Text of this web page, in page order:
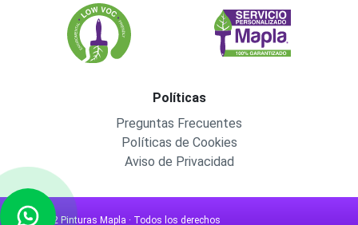
Políticas
Preguntas Frecuentes
Políticas de Cookies
Aviso de Privacidad
© 2022 Pinturas Mapla · Todos los derechos